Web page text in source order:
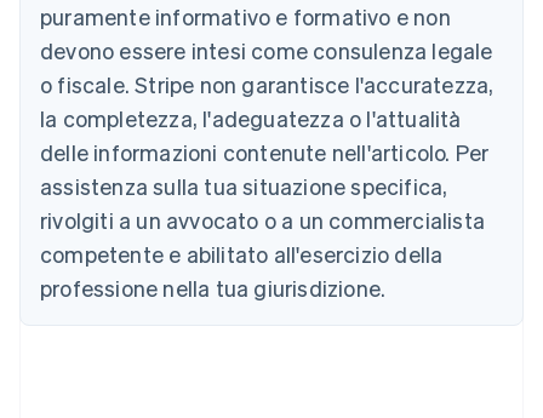
puramente informativo e formativo e non
devono essere intesi come consulenza legale
o fiscale. Stripe non garantisce l'accuratezza,
la completezza, l'adeguatezza o l'attualità
delle informazioni contenute nell'articolo. Per
assistenza sulla tua situazione specifica,
rivolgiti a un avvocato o a un commercialista
competente e abilitato all'esercizio della
professione nella tua giurisdizione.
DeutschEnglish
Belgio
Nederlands Français English
Brasile
PortuguêsEnglish
Bulgaria
Canada
EnglishFrançais
Cina continentale
简体中文English
Cipro